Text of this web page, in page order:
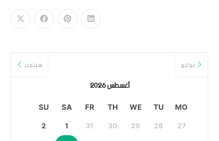
يوليو
أغسطس 2026
سبتمبر
MO
TU
WE
TH
FR
SA
SU
27
28
29
30
31
1
2